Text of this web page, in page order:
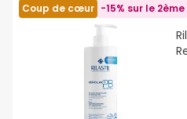
Coup de cœur -15% sur le 2ème